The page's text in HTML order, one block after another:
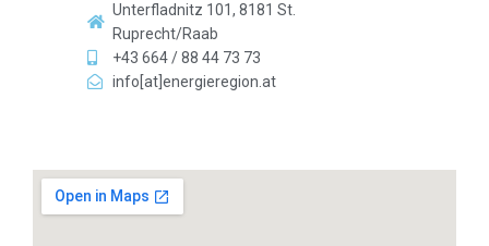
Unterfladnitz 101, 8181 St.
Ruprecht/Raab
+43 664 / 88 44 73 73
info[at]energieregion.at